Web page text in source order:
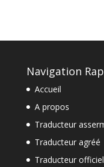
Navigation
Accueil
A propos
Traducteur
Traducteur agréé
Traducteur officiel